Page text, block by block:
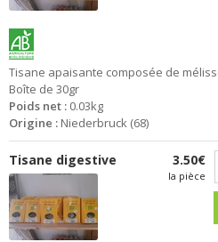
Tisane apaisante composée de
Boîte de 30gr
Poids net : 0.03kg
Origine : Niederbruck (68)
Tisane digestive 3.50€
la pièce